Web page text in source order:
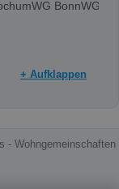
WG BonnWG
+ Aufklappen
- Wohngemeinschaften